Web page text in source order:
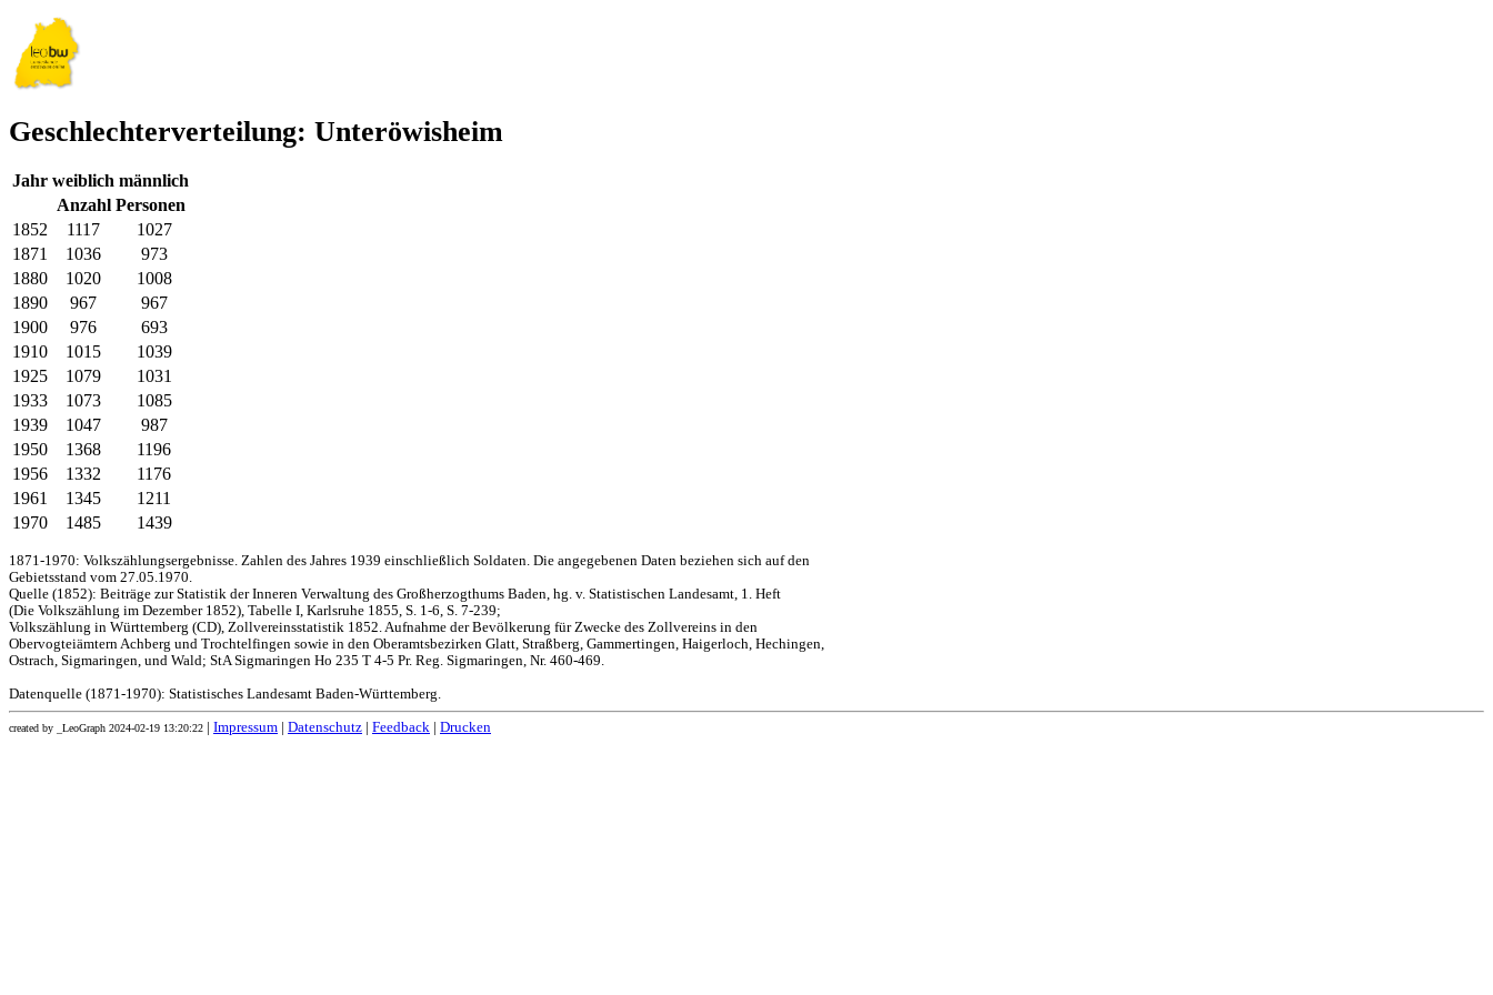
Geschlechterverteilung: Unteröwisheim
Jahr weiblich männlich
Anzahl Personen
1852
1117
1027
1871
1036
973
1880
1020
1008
1890
967
967
1900
976
693
1910
1015
1039
1925
1079
1031
1933
1073
1085
1939
1047
987
1950
1368
1196
1956
1332
1176
1961
1345
1211
1970
1485 1439
1871-1970: Volkszählungsergebnisse. Zahlen des Jahres 1939 einschließlich Soldaten. Die angegebenen Daten beziehen sich auf den
Gebietsstand vom 27.05.1970.
Quelle (1852): Beiträge zur Statistik der Inneren Verwaltung des Großherzogthums Baden, hg. v. Statistischen Landesamt, 1. Heft
(Die Volkszählung im Dezember 1852), Tabelle I, Karlsruhe 1855, S. 1-6, S. 7-239;
Volkszählung in Württemberg (CD), Zollvereinsstatistik 1852. Aufnahme der Bevölkerung für Zwecke des Zollvereins in den
Obervogteiämtern Achberg und Trochtelfingen sowie in den Oberamtsbezirken Glatt, Straßberg, Gammertingen, Haigerloch, Hechingen,
Ostrach, Sigmaringen, und Wald; StA Sigmaringen Ho 235 T 4-5 Pr. Reg. Sigmaringen, Nr. 460-469.
Datenquelle (1871-1970): Statistisches Landesamt Baden-Württemberg.
created by _LeoGraph 2024-02-19 13:20:22 Impressum Datenschutz Feedback Drucken